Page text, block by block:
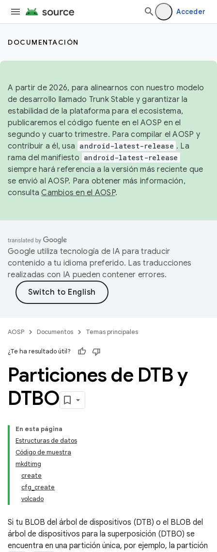
Acceder
DOCUMENTACIÓN
A partir de 2026, para alinearnos con nuestro modelo
de desarrollo llamado Trunk Stable y garantizar la
estabilidad de la plataforma para el ecosistema,
publicaremos el código fuente en el AOSP en el
segundo y cuarto trimestre. Para compilar el AOSP y
contribuir a él, usa android-latest-release . La
rama del manifiesto android-latest-release
siempre hará referencia a la versión más reciente que
se envió al AOSP. Para obtener más información,
consultaCambios en el AOSP.
Google utiliza tecnología de IA para traducir
contenido a tu idioma preferido. Las traducciones
realizadas con IA pueden contener errores.
AOSP Documentos Temas principales
¿Te ha resultado útil?
Particiones de DTB y
DTBO
En esta página
Estructuras de datos
Código de muestra
mkdtimg
create
cfg_create
volcado
Si tu BLOB del árbol de dispositivos (DTB) o el BLOB del
árbol de dispositivos para la superposición (DTBO) se
encuentra en una partición única, por ejemplo, la partición